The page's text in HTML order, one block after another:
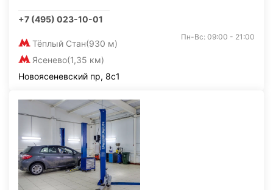
+7 (495) 023-10-01
Тёплый Стан(930 м)
Ясенево(1,35 км)
Пн-Вс: 09:00 - 21:00
Новоясеневский пр, 8с1